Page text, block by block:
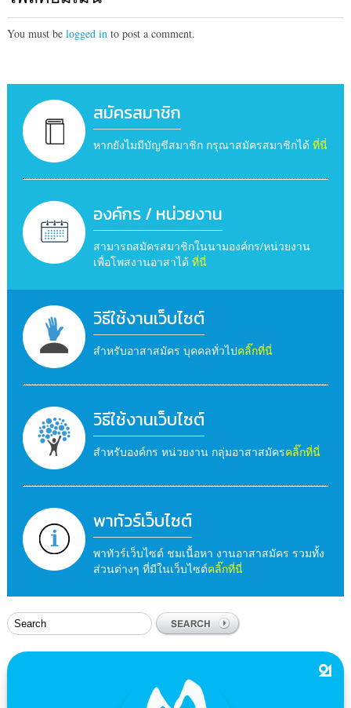
You must be logged in to post a comment.
สมัครสมาชิก
หากยังไม่มีบัญชีสมาชิก กรุณาสมัครสมาชิกได้ ที่นี่
องค์กร / หน่วยงาน
สามารถสมัครสมาชิกในนามองค์กร/หน่วยงาน
เพื่อโพสงานอาสาได้ ที่นี่
วิธีใช้งานเว็บไซต์
สำหรับอาสาสมัคร บุคคลทั่วไปคลิ๊กที่นี่
วิธีใช้งานเว็บไซต์
สำหรับองค์กร หน่วยงาน กลุ่มอาสาสมัครคลิ๊กที่นี่
พาทัวร์เว็บไซต์
พาทัวร์เว็บไซต์ ชมเนื้อหา งานอาสาสมัคร รวมทั้ง
ส่วนต่างๆ ที่มีในเว็บไซต์คลิ๊กที่นี่